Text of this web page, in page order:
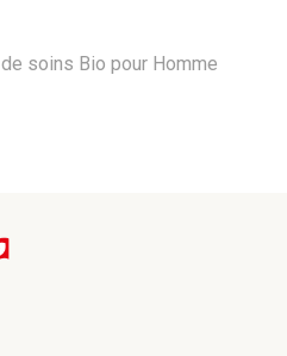
soins Bio pour Homme